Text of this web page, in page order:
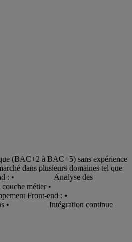
(BAC+2 à BAC+5) sans expérience
dans plusieurs domaines tel que
end : • Analyse des
la couche métier •
Front-end : •
• Intégration continue